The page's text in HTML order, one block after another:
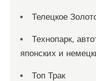
Телецкое
Технопарк,
японских и
Топ Трак